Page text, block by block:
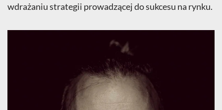
wdrażaniu strategii prowadzącej do sukcesu na rynku.